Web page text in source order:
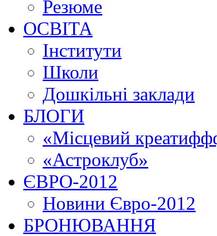
Резюме
ОСВІТА
Інститути
Школи
Дошкільні заклади
БЛОГИ
«Місцевий
«Астроклуб»
ЄВРО-2012
Новини Євро-2012
БРОНЮВАННЯ